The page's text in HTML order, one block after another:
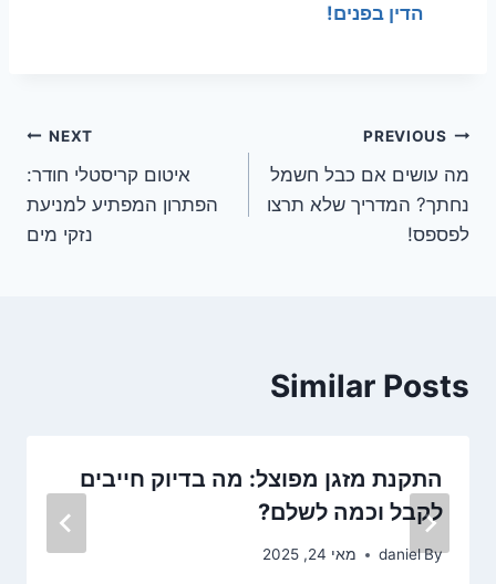
הדין בפנים!
ניווט
PREVIOUS
מה עושים אם כבל חשמל
נחתך? המדריך שלא תרצו
לפספס!
NEXT
איטום קריסטלי חודר:
הפתרון המפתיע למניעת
נזקי מים
Similar Posts
התקנת מזגן מפוצל: מה בדיוק חייבים
לקבל וכמה לשלם?
By
daniel מאי 24, 2025